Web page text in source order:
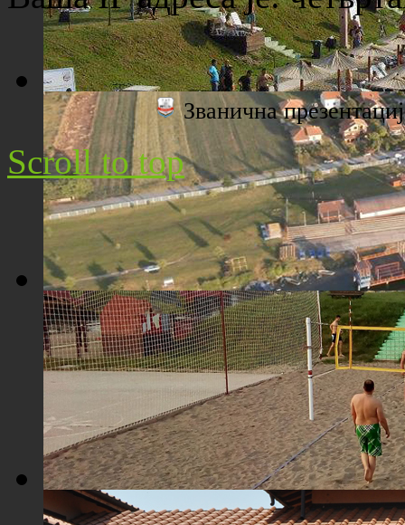
Плажа "Топољар" - Поглед са торња
Плажа "Топољар" - Поглед из ваздуха
Плажа "Топољар" - Терени на песку
Званична
Scroll to top